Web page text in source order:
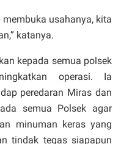
usahanya, kita
katanya.
kepada semua polsek
operasi. Ia
peredaran Miras dan
semua Polsek agar
minuman keras yang
tindak tegas siapapun